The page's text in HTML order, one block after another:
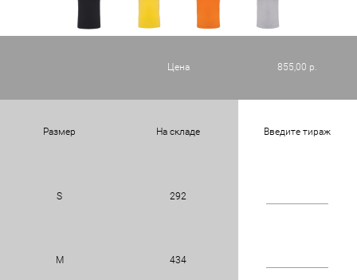
Цена 855,00 р.
Размер На складе Введите тираж
S 292
M 434